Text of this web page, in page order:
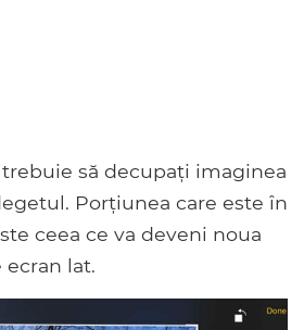
să decupați imaginea
Porțiunea care este în
ceea ce va deveni noua
lat.